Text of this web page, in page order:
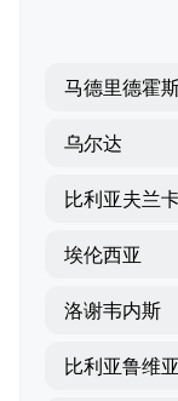
马德里德霍
乌尔达
埃伦西亚
洛谢韦内斯
比利亚鲁维